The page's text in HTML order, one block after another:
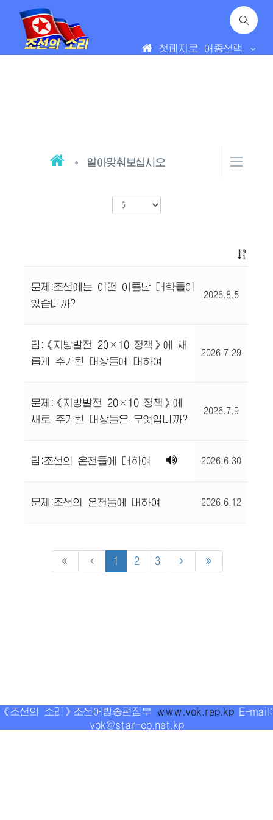
첫페지로 어종선택
알아맞춰보십시오
문제:조선에는 어떤 이름난 대학들이
있습니까?
2026.8.5
답:《지방발전 20×10 정책》에 새
롭게 추가된 대상들에 대하여
2026.7.29
문제:《지방발전 20×10 정책》에
새로 추가된 대상들은 무엇입니까?
2026.7.9
답:조선의 온천들에 대하여 2026.6.30
문제:조선의 온천들에 대하여 2026.6.12
1 2 3
《조선의 소리》조선어방송편집부 www.vok.rep.kp E-mail:
vok@star-co.net.kp